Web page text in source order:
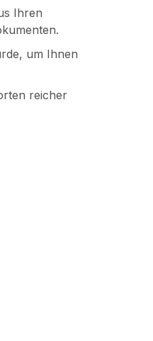
Ihren
um Ihnen
reicher